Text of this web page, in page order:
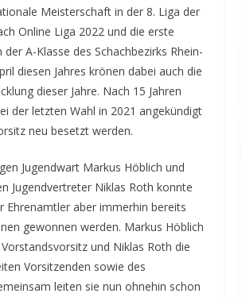
Meisterschaft in der 8. Liga der
Online Liga 2022 und die erste
A-Klasse des Schachbezirks Rhein-
diesen Jahres krönen dabei auch die
dieser Jahre. Nach 15 Jahren
der letzten Wahl in 2021 angekündigt
neu besetzt werden.
Jugendwart Markus Höblich und
Jugendvertreter Niklas Roth konnte
Ehrenamtler aber immerhin bereits
gewonnen werden. Markus Höblich
und Niklas Roth die
Vorsitzenden sowie des
leiten sie nun ohnehin schon